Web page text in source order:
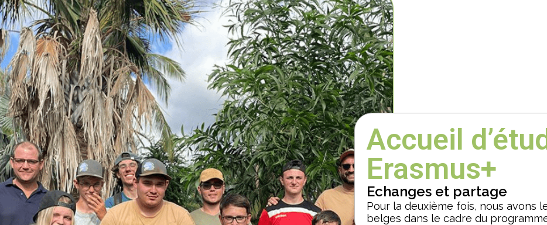
Accueil
Erasmus+
Echanges et partage
Pour la deuxième fois, nous avons
belges dans le cadre du